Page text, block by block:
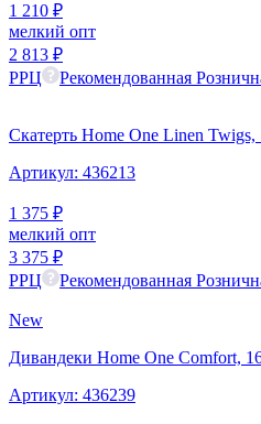
1 210 ₽
мелкий опт
2 813 ₽
РРЦ
Рекомендованная
Скатерть Home One Linen
Артикул: 436213
1 375 ₽
мелкий опт
3 375 ₽
РРЦ
Рекомендованная
New
Дивандеки Home One Comfort,
Артикул: 436239